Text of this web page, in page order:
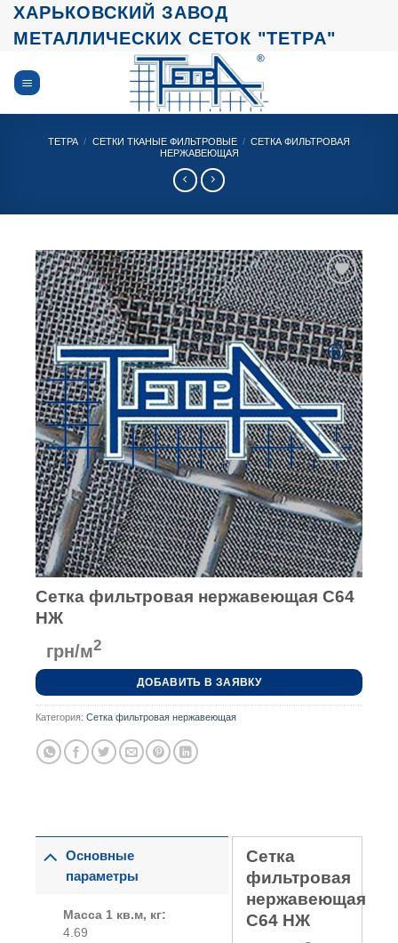
Skip
content
ХАРЬКОВСКИЙ ЗАВОД
МЕТАЛЛИЧЕСКИХ СЕТОК "ТЕТРА"
ТЕТРА / СЕТКИ ТКАНЫЕ ФИЛЬТРОВЫЕ / СЕТКА ФИЛЬТРОВАЯ
НЕРЖАВЕЮЩАЯ
Сетка фильтровая нержавеющая С64
НЖ
грн/м2
ДОБАВИТЬ В ЗАЯВКУ
Категория: Сетка фильтровая нержавеющая
Сетка
фильтровая
нержавеющая
С64 НЖ
Основные
параметры
Масса 1 кв.м, кг:
4.69